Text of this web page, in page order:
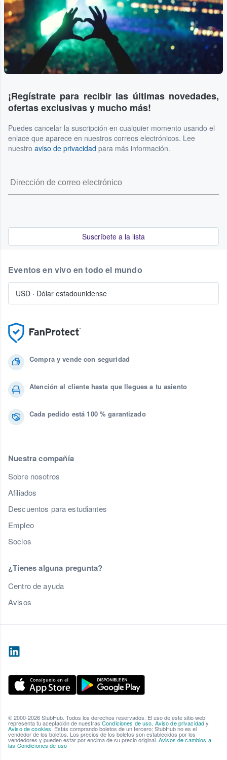
¡Regístrate para recibir las últimas novedades,
ofertas exclusivas y mucho más!
Puedes cancelar la suscripción en cualquier momento usando el
enlace que aparece en nuestros correos electrónicos. Lee
nuestro aviso de privacidad para más información.
Suscríbete a la lista
Compra y vende con seguridad
Atención al cliente hasta que llegues a tu asiento
Cada pedido está 100 % garantizado
Nuestra compañía
Sobre nosotros
Afiliados
Descuentos para estudiantes
Empleo
Socios
¿Tienes alguna pregunta?
Centro de ayuda
Avisos
Eventos en vivo en todo el mundo
USD · Dólar estadounidense
© 2000-2026 StubHub. Todos los derechos reservados. El uso de este sitio web
representa tu aceptación de nuestras Condiciones de uso, Aviso de privacidady
Aviso de cookies. Estás comprando boletos de un tercero; StubHub no es el
vendedor de los boletos. Los precios de los boletos son establecidos por los
vendedores y pueden estar por encima de su precio original. Avisos de cambios a
las Condiciones de uso